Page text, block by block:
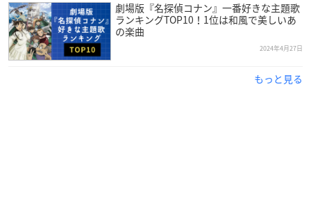
劇場版『名探偵コナン』一番好きな主題歌
ランキングTOP10！1位は和風で美しいあ
の楽曲
2024年4月27日
もっと見る